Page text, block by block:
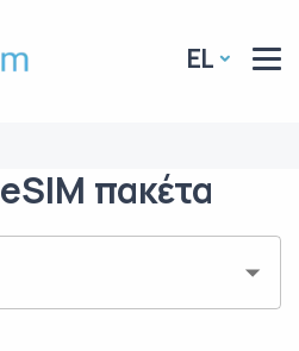
EL
eSIM πακέτα